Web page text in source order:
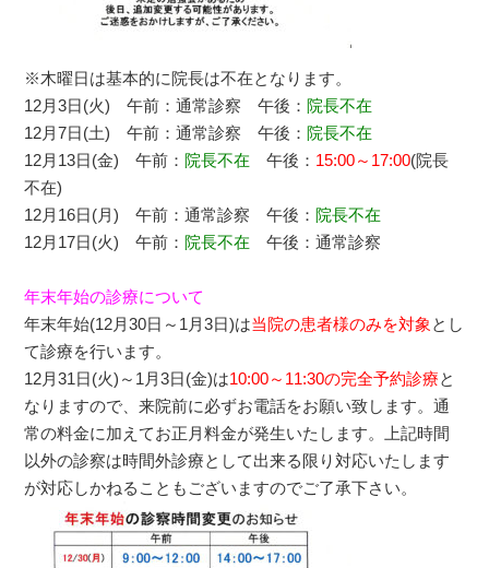
※木曜日は基本的に院長は不在となります。
12月3日(火) 午前：通常診察 午後： 院長不在
12月7日(土) 午前：通常診察 午後： 院長不在
12月13日(金) 午前： 院長不在 午後： 15:00～17:00(院長
不在)
12月16日(月) 午前：通常診察 午後： 院長不在
12月17日(火) 午前： 院長不在 午後：通常診察
年末年始の診療について
年末年始(12月30日～1月3日)は当院の患者様のみを対象 とし
て診療を行います。
12月31日(火)～1月3日(金)は10:00～11:30の完全予約診療と
なりますので、来院前に必ずお電話をお願い致します。通
常の料金に加えてお正月料金が発生いたします。上記時間
以外の診察は時間外診療として出来る限り対応いたします
が対応しかねることもございますのでご了承下さい。